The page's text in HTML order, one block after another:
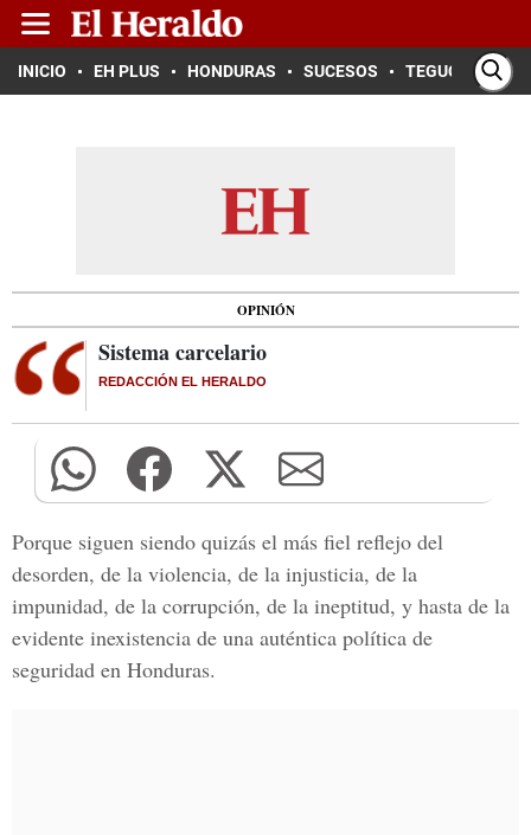
INICIO EH PLUS HONDURAS SUCESOS TEGUCIGALPA
OPINIÓN
Sistema carcelario
REDACCIÓN EL HERALDO
Porque siguen siendo quizás el más fiel reflejo del
desorden, de la violencia, de la injusticia, de la
impunidad, de la corrupción, de la ineptitud, y hasta de la
evidente inexistencia de una auténtica política de
seguridad en Honduras.